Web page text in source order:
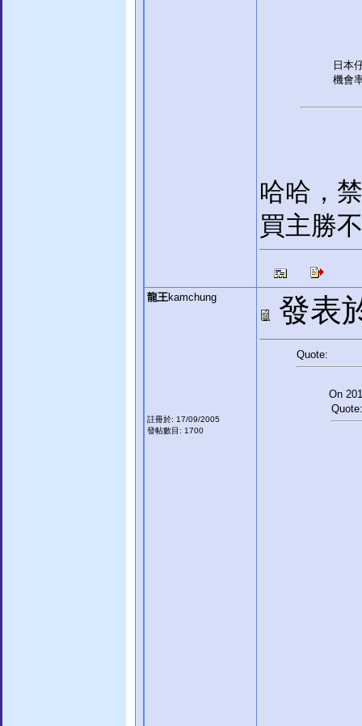
日本
機會
哈哈，
買主勝
龍王kamchung
註冊於: 17/09/2005
發帖數目: 1700
發表
Quote:
On
Quote: